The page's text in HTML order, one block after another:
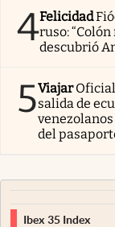
4Felicidad
ruso:
descubrió
5Viajar
salida de
del
Ibex 35 Index